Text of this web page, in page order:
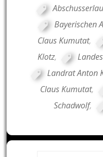
Bayerischen
Claus Kumutat,
Klotz,
Landrat Anton
Claus Kumutat,
Schadwolf,